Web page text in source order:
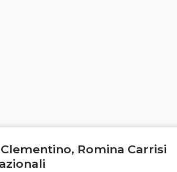
Romina Carrisi